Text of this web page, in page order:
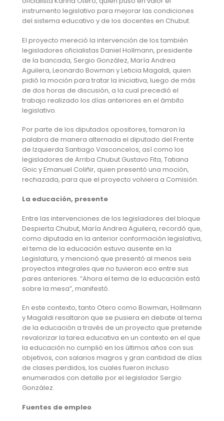
instrumento legislativo para mejorar las condiciones
del sistema educativo y de los docentes en Chubut.
El proyecto mereció la intervención de los también
legisladores oficialistas Daniel Hollmann, presidente
de la bancada, Sergio González, María Andrea
Aguilera, Leonardo Bowman y Leticia Magaldi, quien
pidió la moción para tratar la iniciativa, luego de más
de dos horas de discusión, a la cual precedió el
trabajo realizado los días anteriores en el ámbito
legislativo.
Por parte de los diputados opositores, tomaron la
palabra de manera alternada el diputado del Frente
de Izquierda Santiago Vasconcelos, así como los
legisladores de Arriba Chubut Gustavo Fita, Tatiana
Goic y Emanuel Coliñir, quien presentó una moción,
rechazada, para que el proyecto volviera a Comisión.
La educación, presente
Entre las intervenciones de los legisladores del bloque
Despierta Chubut, María Andrea Aguilera, recordó que,
como diputada en la anterior conformación legislativa,
el tema de la educación estuvo ausente en la
Legislatura, y mencionó que presentó al menos seis
proyectos integrales que no tuvieron eco entre sus
pares anteriores. “Ahora el tema de la educación está
sobre la mesa”, manifestó.
En este contexto, tanto Otero como Bowman, Hollmann
y Magaldi resaltaron que se pusiera en debate al tema
de la educación a través de un proyecto que pretende
revalorizar la tarea educativa en un contexto en el que
la educación no cumplió en los últimos años con sus
objetivos, con salarios magros y gran cantidad de días
de clases perdidos, los cuales fueron incluso
enumerados con detalle por el legislador Sergio
González.
Fuentes de empleo